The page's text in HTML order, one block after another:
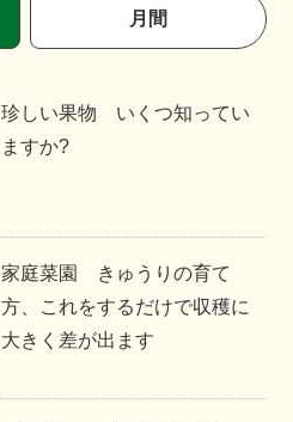
月間
珍しい果物 いくつ知ってい
ますか?
家庭菜園 きゅうりの育て
方、これをするだけで収穫に
大きく差が出ます